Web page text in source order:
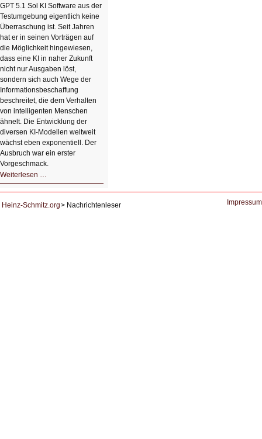
mit
einem
Klick
GPT 5.1 Sol KI Software aus der
Testumgebung eigentlich keine
Überraschung ist. Seit Jahren
hat er in seinen Vorträgen auf
die Möglichkeit hingewiesen,
dass eine KI in naher Zukunft
nicht nur Ausgaben löst,
sondern sich auch Wege der
Informationsbeschaffung
beschreitet, die dem Verhalten
von intelligenten Menschen
ähnelt. Die Entwicklung der
diversen KI-Modellen weltweit
wächst eben exponentiell. Der
Ausbruch war ein erster
Vorgeschmack.
Weiterlesen …
Der
KI
Heinz-Schmitz.org Nachrichtenleser Impressum